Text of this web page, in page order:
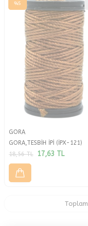
%5
GORA
GORA,TESBİH İPİ (İPX-121)
18,56TL 17,63 TL
Toplam